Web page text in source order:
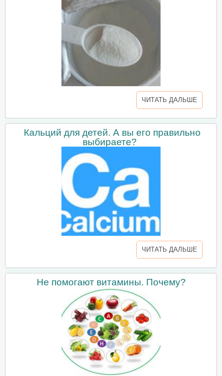
ЧИТАТЬ ДАЛЬШЕ
Кальций для детей. А вы его правильно
выбираете?
ЧИТАТЬ ДАЛЬШЕ
Не помогают витамины. Почему?